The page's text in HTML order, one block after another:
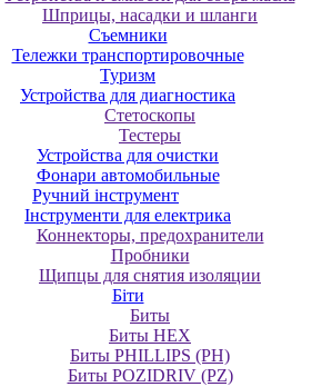
Шприцы, насадки и шланги
Съемники
Тележки транспортировочные
Туризм
Устройства для диагностика
Стетоскопы
Тестеры
Устройства для очистки
Фонари автомобильные
Ручний інструмент
Інструменти для електрика
Коннекторы, предохранители
Пробники
Щипцы для снятия изоляции
Біти
Биты
Биты HEX
Биты PHILLIPS (PH)
Биты POZIDRIV (PZ)